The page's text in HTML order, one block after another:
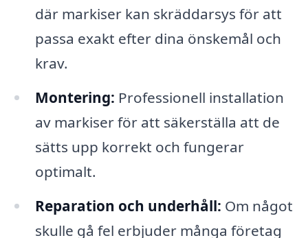
där markiser kan skräddarsys för att
passa exakt efter dina önskemål och
krav.
Montering: Professionell installation
av markiser för att säkerställa att de
sätts upp korrekt och fungerar
optimalt.
Reparation och underhåll: Om något
skulle gå fel erbjuder många företag